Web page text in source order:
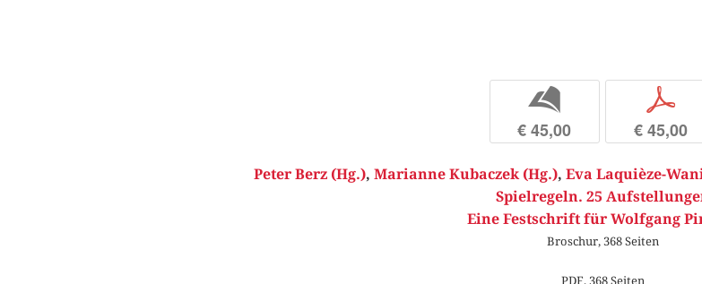
b
€ 45,00
p
€ 45,00
Peter Berz (Hg.), Marianne Kubaczek (Hg.), Eva Laquièze-
Spielregeln. 25
Eine Festschrift für Wolfgang
Broschur, 368 Seiten
PDF, 368 Seiten